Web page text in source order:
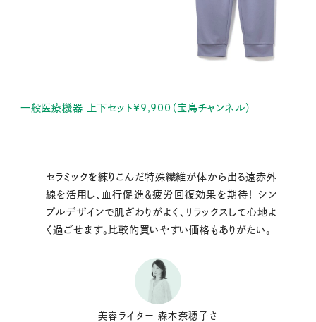
一般医療機器 上下セット¥9,900（宝島チャンネル）
セラミックを練りこんだ特殊繊維が体から出る遠赤外
線を活用し、血行促進＆疲労回復効果を期待！ シン
プルデザインで肌ざわりがよく、リラックスして心地よ
く過ごせます。比較的買いやすい価格もありがたい。
美容ライター 森本奈穂子さ